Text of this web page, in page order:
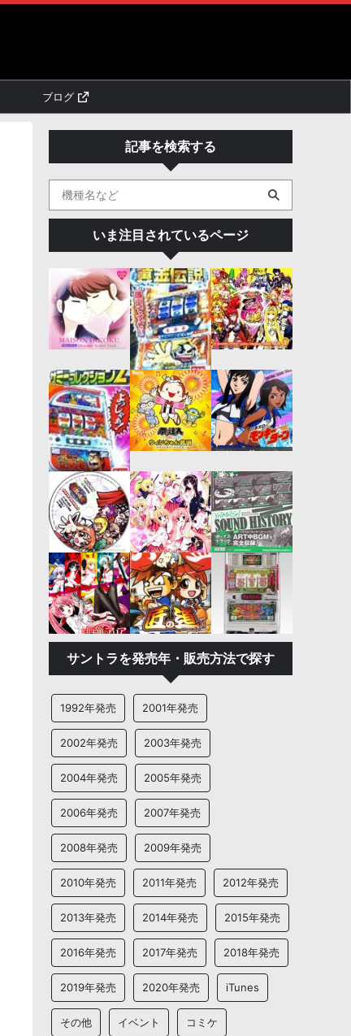
ブログ
記事を検索する
いま注目されているページ
サントラを発売年・販売方法で探す
1992年発売 2001年発売
2002年発売 2003年発売
2004年発売 2005年発売
2006年発売 2007年発売
2008年発売 2009年発売
2010年発売 2011年発売 2012年発売
2013年発売 2014年発売 2015年発売
2016年発売 2017年発売 2018年発売
2019年発売 2020年発売 iTunes
その他 イベント コミケ